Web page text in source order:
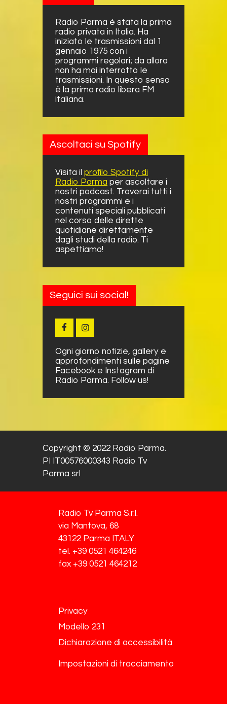
Radio Parma è stata la prima
radio privata in Italia. Ha
iniziato le trasmissioni dal 1
gennaio 1975 con i
programmi regolari; da allora
non ha mai interrotto le
trasmissioni. In questo senso
è la prima radio libera FM
italiana.
Ascoltaci su Spotify
Visita il profilo Spotify di
Radio Parma per ascoltare i
nostri podcast. Troverai tutti i
nostri programmi e i
contenuti speciali pubblicati
nel corso delle dirette
quotidiane direttamente
dagli studi della radio. Ti
aspettiamo!
Seguici sui social!
Ogni giorno notizie, gallery e
approfondimenti sulle pagine
Facebook e Instagram di
Radio Parma. Follow us!
Copyright © 2022 Radio Parma.
PI IT00576000343 Radio Tv
Parma srl
Radio Tv Parma S.r.l.
via Mantova, 68
43122 Parma ITALY
tel. +39 0521 464246
fax +39 0521 464212
Privacy
Modello 231
Dichiarazione di accessibilità
Impostazioni di tracciamento